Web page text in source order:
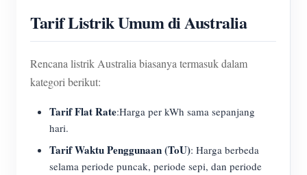
Tarif Listrik Umum di Australia
Rencana listrik Australia biasanya termasuk dalam
kategori berikut:
Tarif Flat Rate:Harga per kWh sama sepanjang
hari.
Tarif Waktu Penggunaan (ToU): Harga berbeda
selama periode puncak, periode sepi, dan periode